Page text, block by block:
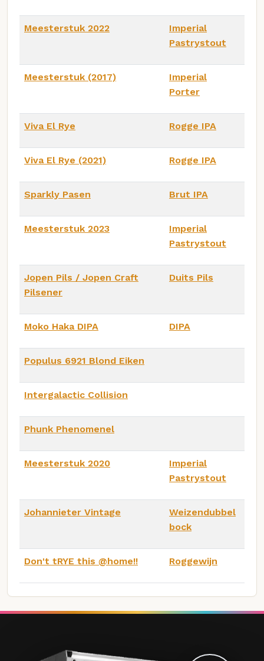
Meesterstuk 2022
Imperial
Pastrystout
Meesterstuk (2017)
Imperial
Porter
Viva El Rye Rogge IPA
Viva El Rye (2021) Rogge IPA
Sparkly Pasen Brut IPA
Meesterstuk 2023
Imperial
Pastrystout
Jopen Pils / Jopen Craft
Pilsener
Duits Pils
Moko Haka DIPA DIPA
Populus 6921 Blond Eiken
Intergalactic Collision
Phunk Phenomenel
Meesterstuk 2020
Imperial
Pastrystout
Johannieter Vintage
Weizendubbel
bock
Don't tRYE this @home!! Roggewijn